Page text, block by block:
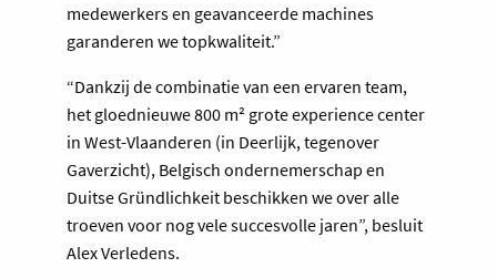
medewerkers en geavanceerde machines
garanderen we topkwaliteit.”
“Dankzij de combinatie van een ervaren team,
het gloednieuwe 800 m² grote experience center
in West-Vlaanderen (in Deerlijk, tegenover
Gaverzicht), Belgisch ondernemerschap en
Duitse Gründlichkeit beschikken we over alle
troeven voor nog vele succesvolle jaren”, besluit
Alex Verledens.